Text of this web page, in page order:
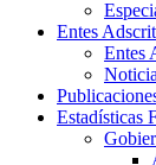
Entes
Entes
Estadísticas